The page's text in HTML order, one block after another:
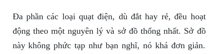
Đa phần các loại quạt điện, dù đắt hay rẻ, đều hoạt
động theo một nguyên lý và sở đồ thống nhất. Sở đồ
này không phức tạp như bạn nghĩ, nó khá đơn giản.